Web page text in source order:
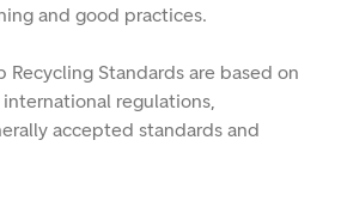
and good practices.
Recycling Standards are based on
regulations,
accepted standards and